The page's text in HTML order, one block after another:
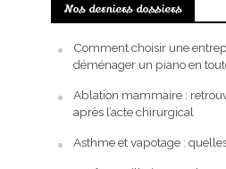
Nos derniers dossiers
Comment choisir une
déménager un piano en
Ablation mammaire :
après l’acte chirurgical
Asthme et vapotage :